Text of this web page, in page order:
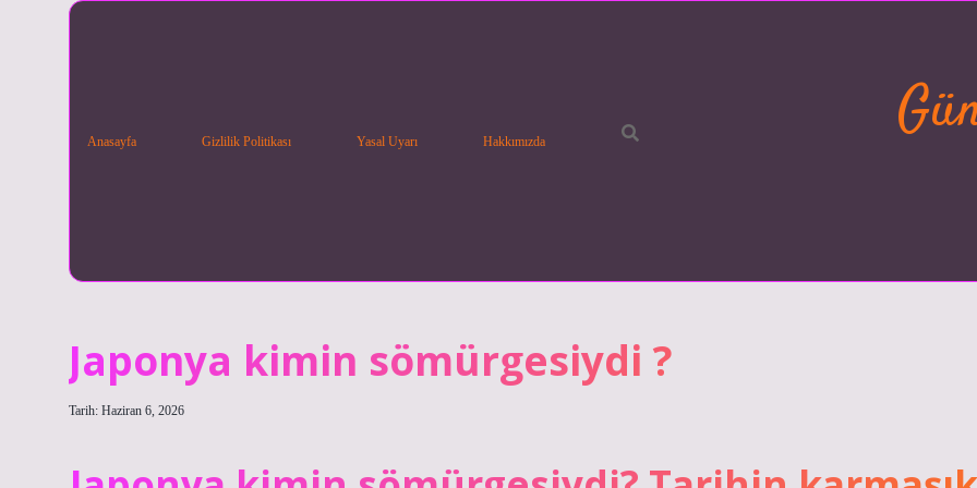
Anasayfa Gizlilik Politikası Yasal Uyarı Hakkımızda
Japonya kimin sömürgesiydi ?
Tarih: Haziran 6, 2026